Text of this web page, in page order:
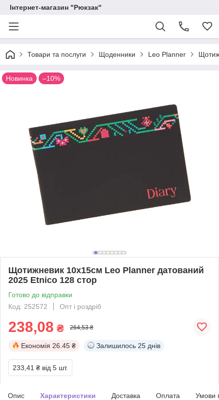
Інтернет-магазин "Рюкзак"
Товари та послуги Щоденники Leo Planner
Новинка –10%
Щотижневик 10х15см Leo Planner датований
2025 Etnico 128 стор
Готово до відправки
Код: 252572
Опт і роздріб
238,08 ₴ 264,53 ₴
Економія 26.45 ₴ Залишилось 25 днів
233,41 ₴ від 5 шт.
Опис Характеристики Доставка Оплата Умови